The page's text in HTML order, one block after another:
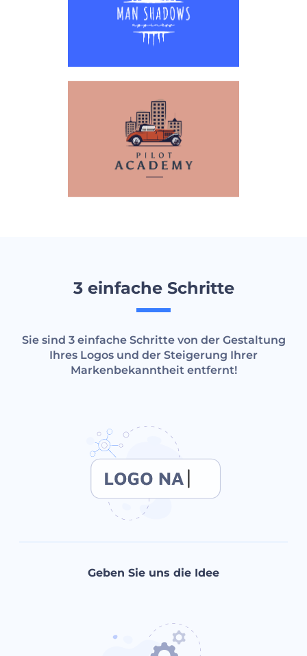
3 einfache Schritte
Sie sind 3 einfache Schritte von der Gestaltung
Ihres Logos und der Steigerung Ihrer
Markenbekanntheit entfernt!
Geben Sie uns die Idee